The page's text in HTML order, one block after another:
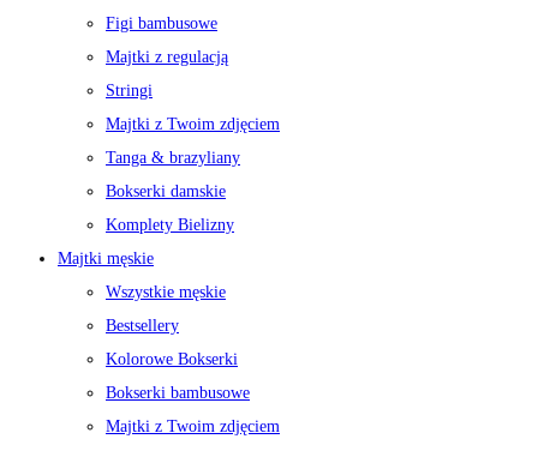
Figi bambusowe
Majtki z regulacją
Stringi
Majtki z Twoim zdjęciem
Tanga & brazyliany
Bokserki damskie
Komplety Bielizny
Majtki męskie
Wszystkie męskie
Bestsellery
Kolorowe Bokserki
Bokserki bambusowe
Majtki z Twoim zdjęciem